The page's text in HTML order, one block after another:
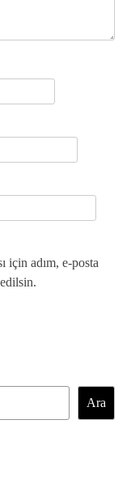
için adım, e-posta
Ara